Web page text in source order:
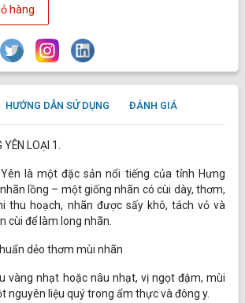
hàng
HƯỚNG DẪN SỬ DỤNG ĐÁNH GIÁ
LOẠI 1.
là một đặc sản nổi tiếng của tỉnh Hưng
lồng – một giống nhãn có cùi dày, thơm,
thu hoạch, nhãn được sấy khô, tách vỏ và
cùi để làm long nhãn.
dẻo thơm mùi nhãn
vàng nhạt hoặc nâu nhạt, vị ngọt đậm, mùi
nguyên liệu quý trong ẩm thực và đông y.